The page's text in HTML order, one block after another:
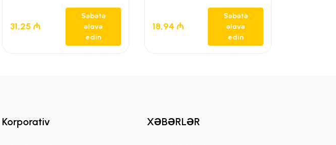
31,25 ₼
Səbətə
əlavə
edin
18,94 ₼
Səbətə
əlavə
edin
Korporativ XƏBƏRLƏR